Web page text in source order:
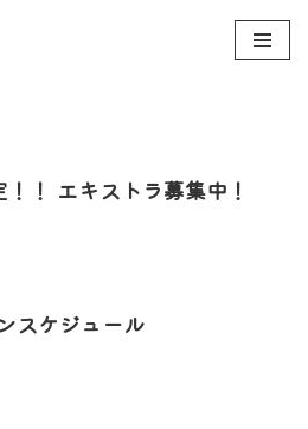
！ エキストラ募集中！
スケジュール